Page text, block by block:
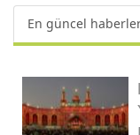
En güncel